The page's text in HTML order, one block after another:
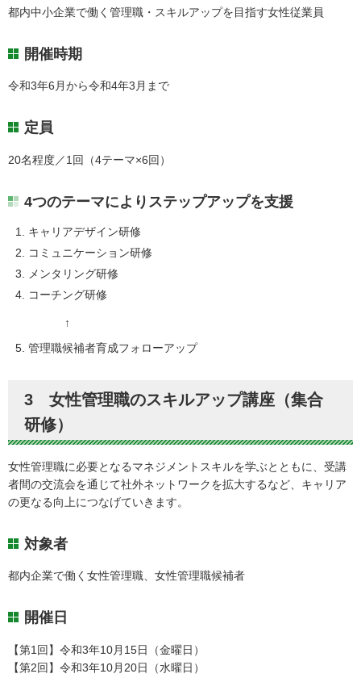
都内中小企業で働く管理職・スキルアップを目指す女性従業員
開催時期
令和3年6月から令和4年3月まで
定員
20名程度／1回（4テーマ×6回）
4つのテーマによりステップアップを支援
キャリアデザイン研修
コミュニケーション研修
メンタリング研修
コーチング研修
↑
管理職候補者育成フォローアップ
3 女性管理職のスキルアップ講座（集合
研修）
女性管理職に必要となるマネジメントスキルを学ぶとともに、受講
者間の交流会を通じて社外ネットワークを拡大するなど、キャリア
の更なる向上につなげていきます。
対象者
都内企業で働く女性管理職、女性管理職候補者
開催日
【第1回】令和3年10月15日（金曜日）
【第2回】令和3年10月20日（水曜日）